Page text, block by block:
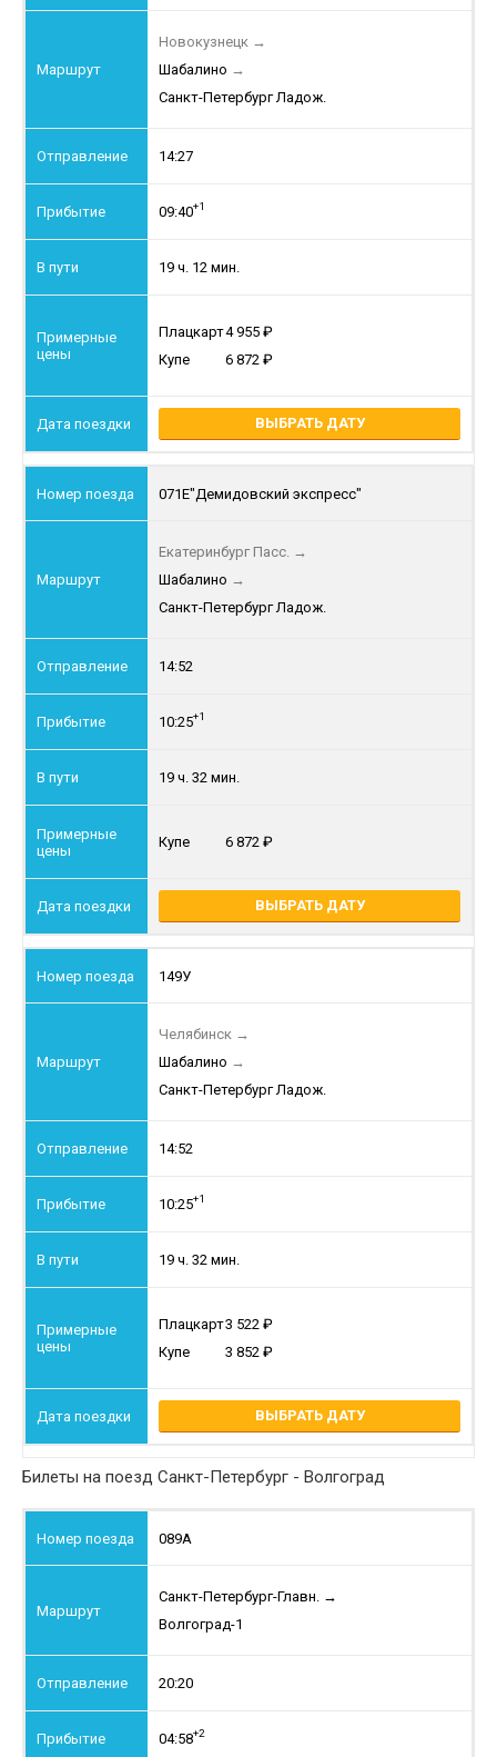
Новокузнецк →
Шабалино →
Санкт-Петербург Ладож.
14:27
09:40+1
19 ч. 12 мин.
Плацкарт4 955
Купе
6 872
ВЫБРАТЬ ДАТУ
071Е"Демидовский экспресс"
Екатеринбург Пасс. →
Шабалино →
Санкт-Петербург Ладож.
14:52
10:25+1
19 ч. 32 мин.
Купе 6 872
ВЫБРАТЬ ДАТУ
149У
Челябинск →
Шабалино →
Санкт-Петербург Ладож.
14:52
10:25+1
19 ч. 32 мин.
Плацкарт3 522
Купе
3 852
ВЫБРАТЬ ДАТУ
Билеты на поезд Санкт-Петербург - Волгоград
089А
Санкт-Петербург-Главн. →
Волгоград-1
20:20
04:58+2